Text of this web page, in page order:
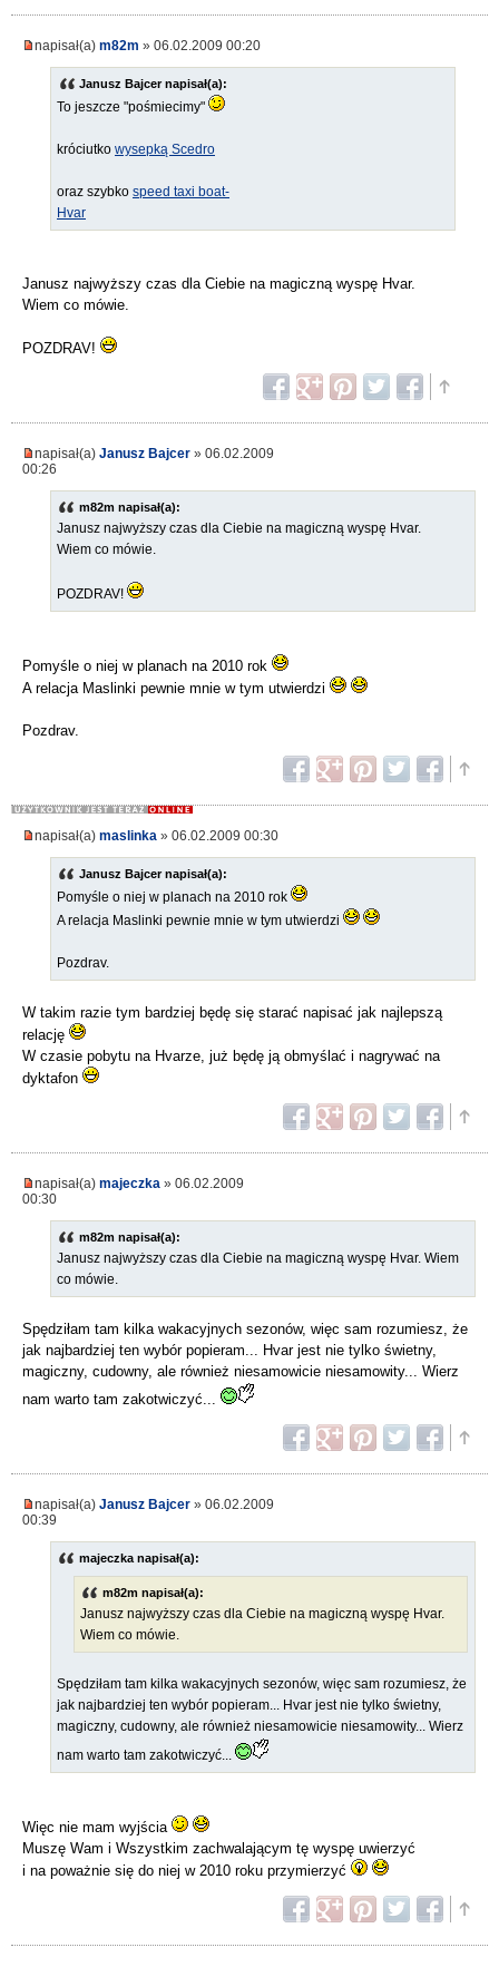
napisał(a) m82m » 06.02.2009 00:20
Janusz Bajcer napisał(a):
To jeszcze "pośmiecimy"
króciutko wysepką Scedro
oraz szybko speed taxi boat-
Hvar
Janusz najwyższy czas dla Ciebie na magiczną wyspę Hvar.
Wiem co mówie.
POZDRAV!
napisał(a) Janusz Bajcer » 06.02.2009
00:26
m82m napisał(a):
Janusz najwyższy czas dla Ciebie na magiczną wyspę Hvar.
Wiem co mówie.
POZDRAV!
Pomyśle o niej w planach na 2010 rok
A relacja Maslinki pewnie mnie w tym utwierdzi
Pozdrav.
napisał(a) maslinka » 06.02.2009 00:30
Janusz Bajcer napisał(a):
Pomyśle o niej w planach na 2010 rok
A relacja Maslinki pewnie mnie w tym utwierdzi
Pozdrav.
W takim razie tym bardziej będę się starać napisać jak najlepszą
relację
W czasie pobytu na Hvarze, już będę ją obmyślać i nagrywać na
dyktafon
napisał(a) majeczka » 06.02.2009
00:30
m82m napisał(a):
Janusz najwyższy czas dla Ciebie na magiczną wyspę Hvar. Wiem
co mówie.
Spędziłam tam kilka wakacyjnych sezonów, więc sam rozumiesz, że
jak najbardziej ten wybór popieram... Hvar jest nie tylko świetny,
magiczny, cudowny, ale również niesamowicie niesamowity... Wierz
nam warto tam zakotwiczyć...
napisał(a) Janusz Bajcer » 06.02.2009
00:39
majeczka napisał(a):
m82m napisał(a):
Janusz najwyższy czas dla Ciebie na magiczną wyspę Hvar.
Wiem co mówie.
Spędziłam tam kilka wakacyjnych sezonów, więc sam rozumiesz, że
jak najbardziej ten wybór popieram... Hvar jest nie tylko świetny,
magiczny, cudowny, ale również niesamowicie niesamowity... Wierz
nam warto tam zakotwiczyć...
Więc nie mam wyjścia
Muszę Wam i Wszystkim zachwalającym tę wyspę uwierzyć
i na poważnie się do niej w 2010 roku przymierzyć